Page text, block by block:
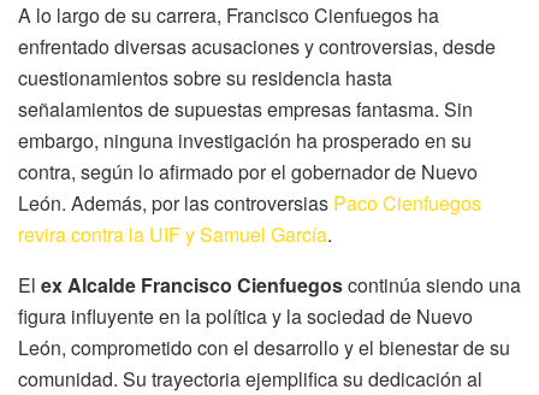
A lo largo de su carrera, Francisco Cienfuegos ha
enfrentado diversas acusaciones y controversias, desde
cuestionamientos sobre su residencia hasta
señalamientos de supuestas empresas fantasma. Sin
embargo, ninguna investigación ha prosperado en su
contra, según lo afirmado por el gobernador de Nuevo
León. Además, por las controversias Paco Cienfuegos
revira contra la UIF y Samuel García.
El ex Alcalde Francisco Cienfuegoscontinúa siendo una
figura influyente en la política y la sociedad de Nuevo
León, comprometido con el desarrollo y el bienestar de su
comunidad. Su trayectoria ejemplifica su dedicación al